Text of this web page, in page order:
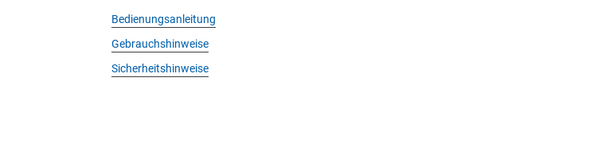
Bedienungsanleitung
Gebrauchshinweise
Sicherheitshinweise